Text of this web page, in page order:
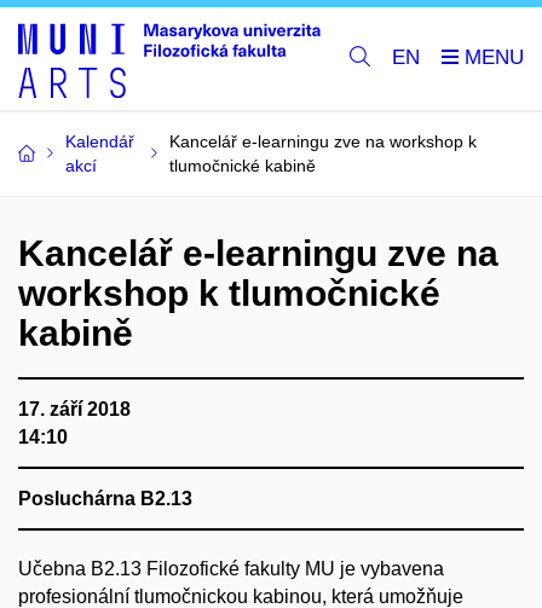
EN
Kalendář
akcí
Kancelář e-learningu zve na workshop k
tlumočnické kabině
Kancelář e-learningu zve na
workshop k tlumočnické
kabině
17. září 2018
14:10
Posluchárna B2.13
Učebna B2.13 Filozofické fakulty MU je vybavena
profesionální tlumočnickou kabinou, která umožňuje